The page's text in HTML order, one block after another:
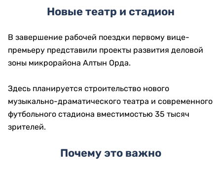
Новые театр и стадион
В завершение рабочей поездки первому вице-
премьеру представили проекты развития деловой
зоны микрорайона Алтын Орда.
Здесь планируется строительство нового
музыкально-драматического театра и современного
футбольного стадиона вместимостью 35 тысяч
зрителей.
Почему это важно